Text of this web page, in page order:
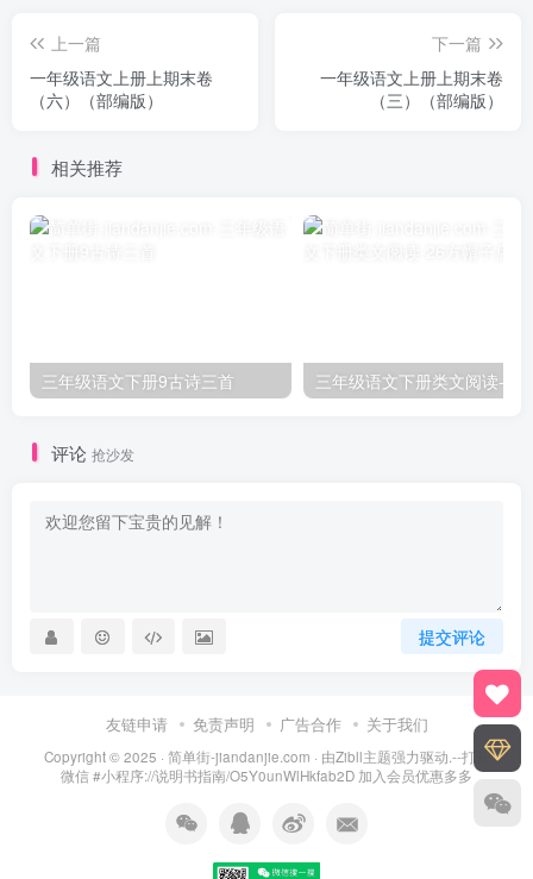
上一篇
一年级语文上册上期末卷
（六）（部编版）
下一篇
一年级语文上册上期末卷
（三）（部编版）
相关推荐
三年级语文下册9古诗三首
评论 抢沙发
提交评论
友链申请 免责声明 广告合作 关于我们
Copyright © 2025 · 简单街-jiandanjie.com · 由Zibll主题强力驱动.--打开
微信 #小程序://说明书指南/O5Y0unWlHkfab2D 加入会员优惠多多